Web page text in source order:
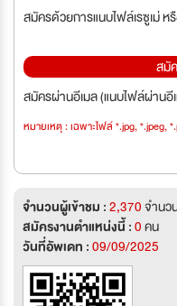
สมัครด้วยการแนบไฟล์เรซูเม่
สมั
สมัครผ่านอีเมล (แนบไฟล์ผ่านอี
หมายเหตุ : เฉพาะไฟล์ *.jpg, *.jpeg,
จำนวนผู้เข้าชม :2,370จำนว
สมัครงานตำแหน่งนี้ :0คน
วันที่อัพเดท :09/09/2025